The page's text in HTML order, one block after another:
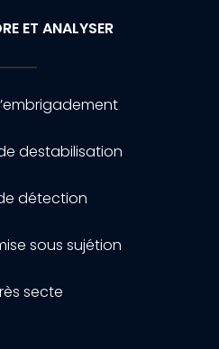
ET ANALYSER
destabilisation
détection
sous sujétion
secte